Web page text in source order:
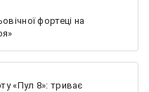
фортеці на
«Пул 8»: триває